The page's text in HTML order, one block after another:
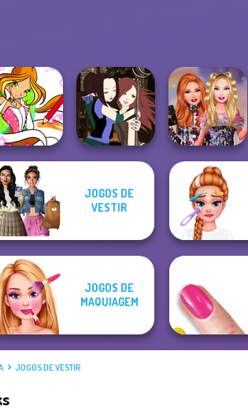
Paint Fairy
Color
Manga Creator -
Fantasy World...
Bestie Birthday
Surprise
JOGOS DE
VESTIR
JOGOS DE
MAQUIAGEM
JOGOS DE VESTIR